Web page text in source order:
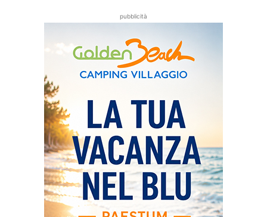
pubblicità